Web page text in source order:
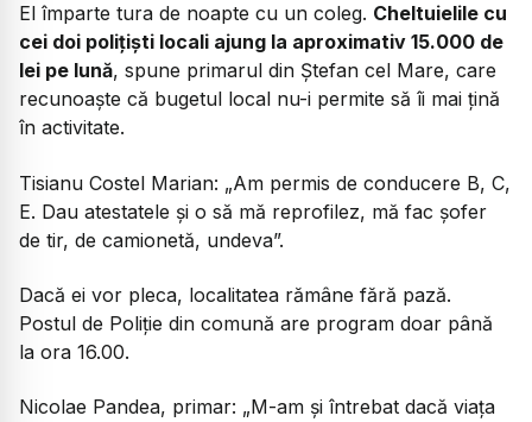
El împarte tura de noapte cu un coleg. Cheltuielile cu
cei doi polițiști locali ajung la aproximativ 15.000 de
lei pe lună, spune primarul din Ștefan cel Mare, care
recunoaște că bugetul local nu-i permite să îi mai țină
în activitate.
Tisianu Costel Marian: „Am permis de conducere B, C,
E. Dau atestatele și o să mă reprofilez, mă fac șofer
de tir, de camionetă, undeva”.
Dacă ei vor pleca, localitatea rămâne fără pază.
Postul de Poliție din comună are program doar până
la ora 16.00.
Nicolae Pandea, primar: „M-am și întrebat dacă viața